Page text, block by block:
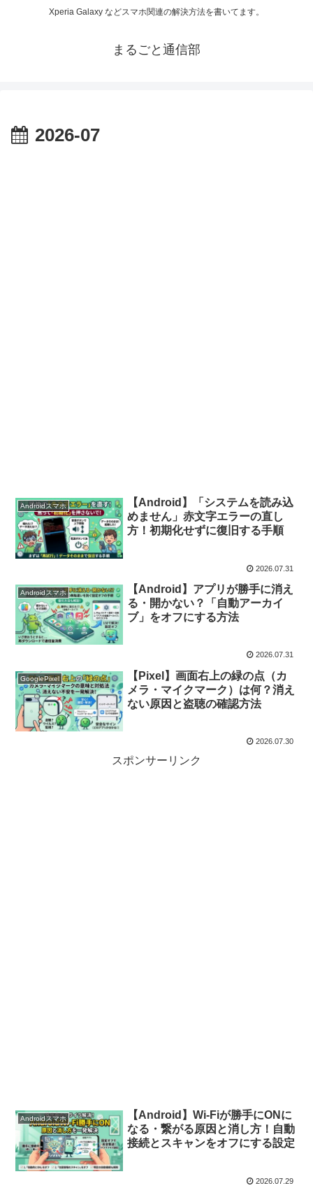
Xperia Galaxy などスマホ関連の解決方法を書いてます。
まるごと通信部
2026-07
Androidスマホ
【Android】「システムを読み込
めません」赤文字エラーの直し
方！初期化せずに復旧する手順
2026.07.31
Androidスマホ
【Android】アプリが勝手に消え
る・開かない？「自動アーカイ
ブ」をオフにする方法
2026.07.31
GooglePixel
【Pixel】画面右上の緑の点（カ
メラ・マイクマーク）は何？消え
ない原因と盗聴の確認方法
2026.07.30
スポンサーリンク
Androidスマホ
【Android】Wi-Fiが勝手にONに
なる・繋がる原因と消し方！自動
接続とスキャンをオフにする設定
2026.07.29